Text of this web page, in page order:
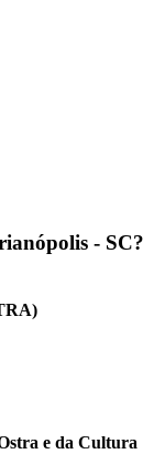
- SC?
e da Cultura